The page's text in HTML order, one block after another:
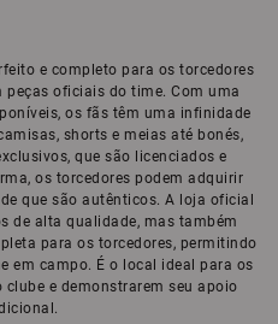
e completo para os torcedores
oficiais do time. Com uma
os fãs têm uma infinidade
shorts e meias até bonés,
que são licenciados e
os torcedores podem adquirir
que são autênticos. A loja oficial
de alta qualidade, mas também
para os torcedores, permitindo
em campo. É o local ideal para os
e demonstrarem seu apoio